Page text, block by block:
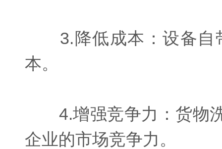
3.降低成本：设备自
本。
4.增强竞争力：货物洗
企业的市场竞争力。